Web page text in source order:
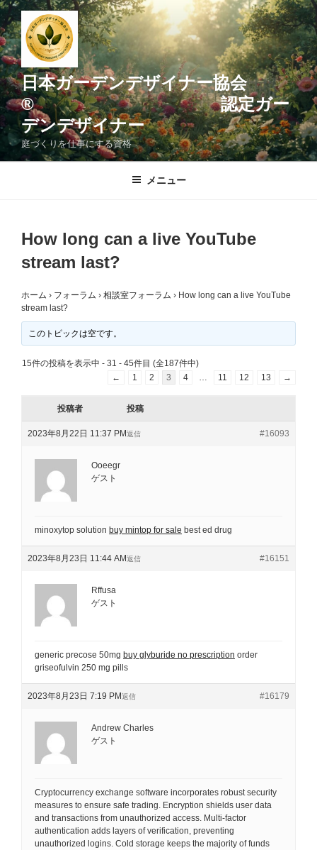
コ
ン
テ
ン
ツ
へ
ス
キ
ッ
プ
日本ガーデンデザイナー協会
® 認定ガー
デンデザイナー
庭づくりを仕事にする資格
メニュー
How long can a live YouTube
stream last?
ホーム › フォーラム › 相談室フォーラム › How long can a live YouTube
stream last?
このトピックは空です。
15件の投稿を表示中 - 31 - 45件目 (全187件中)
←
1 2 3 4 11 12 13 →
投稿者 投稿
2023年8月22日 11:37 PM #16093
返信
Ooeegr
ゲスト
minoxytop solution buy mintop for sale best ed drug
2023年8月23日 11:44 AM #16151
返信
Rffusa
ゲスト
generic precose 50mg buy glyburide no prescription order
griseofulvin 250 mg pills
2023年8月23日 7:19 PM #16179
返信
Andrew Charles
ゲスト
Cryptocurrency exchange software incorporates robust security
measures to ensure safe trading. Encryption shields user data
and transactions from unauthorized access. Multi-factor
authentication adds layers of verification, preventing
unauthorized logins. Cold storage keeps the majority of funds